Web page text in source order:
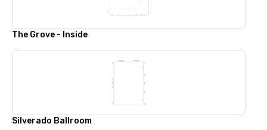
The Grove - Inside
Silverado Ballroom